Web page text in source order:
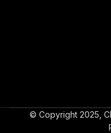
© Copyright 2025,